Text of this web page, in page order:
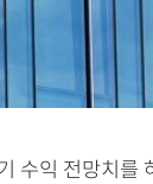
수익 전망치를